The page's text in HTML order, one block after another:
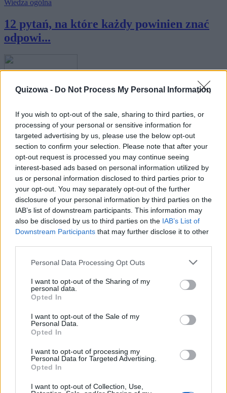
Quizowa - Do Not Process My Personal Information
If you wish to opt-out of the sale, sharing to third parties, or
processing of your personal or sensitive information for
targeted advertising by us, please use the below opt-out
section to confirm your selection. Please note that after your
opt-out request is processed you may continue seeing
interest-based ads based on personal information utilized by
us or personal information disclosed to third parties prior to
your opt-out. You may separately opt-out of the further
disclosure of your personal information by third parties on the
IAB’s list of downstream participants. This information may
also be disclosed by us to third parties on the IAB’s List of
Downstream Participants that may further disclose it to other
Personal Data Processing Opt Outs
I want to opt-out of the Sharing of my
personal data.
Opted In
I want to opt-out of the Sale of my
Personal Data.
Opted In
I want to opt-out of processing my
Personal Data for Targeted Advertising.
Opted In
I want to opt-out of Collection, Use,
Wiedza ogólna
12 pytań, na które każdy powinien znać
odpowi...
Historia·Sztuka
10 pytań z kultury, na które warto znać
odpow...
Sztuka
15 pytań ze sztuki, na które każdy
Europejczy...